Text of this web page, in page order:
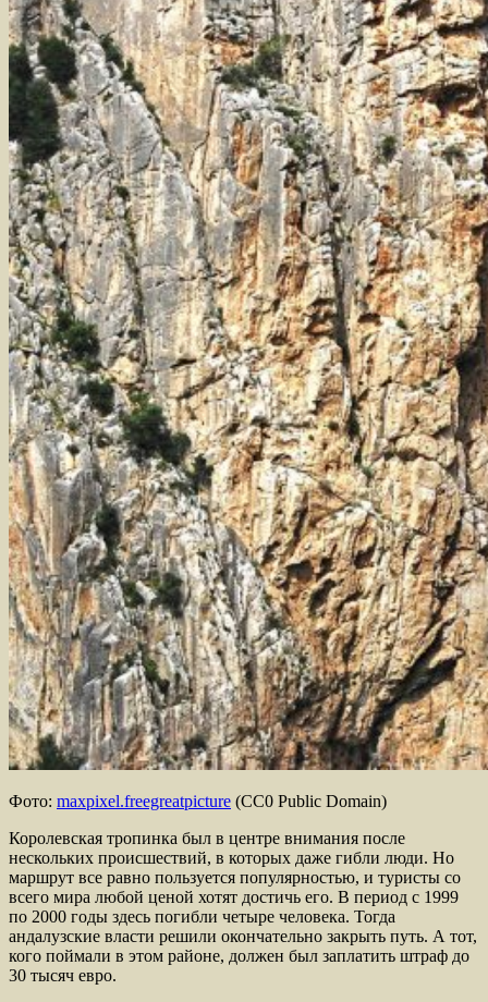
Фото: maxpixel.freegreatpicture (CC0 Public Domain)
Королевская тропинка был в центре внимания после
нескольких происшествий, в которых даже гибли люди. Но
маршрут все равно пользуется популярностью, и туристы со
всего мира любой ценой хотят достичь его. В период с 1999
по 2000 годы здесь погибли четыре человека. Тогда
андалузские власти решили окончательно закрыть путь. А тот,
кого поймали в этом районе, должен был заплатить штраф до
30 тысяч евро.